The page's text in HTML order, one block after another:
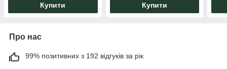
Купити Купити
Про нас
99% позитивних з 192 відгуків за рік